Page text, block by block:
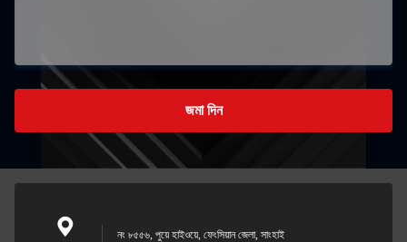
জমা দিন
নং ৮৫৫৬, পুয়ে হাইওয়ে, ফেংসিয়ান জেলা, সাংহাই